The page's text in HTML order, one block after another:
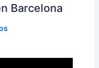
Barcelona